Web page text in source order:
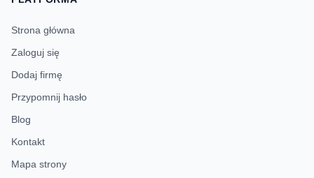
Strona główna
Zaloguj się
Dodaj firmę
Przypomnij hasło
Blog
Kontakt
Mapa strony